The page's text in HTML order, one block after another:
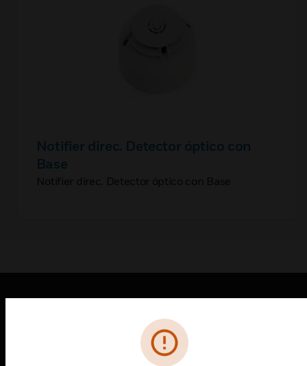
Notifier direc. Detector óptico con
Base